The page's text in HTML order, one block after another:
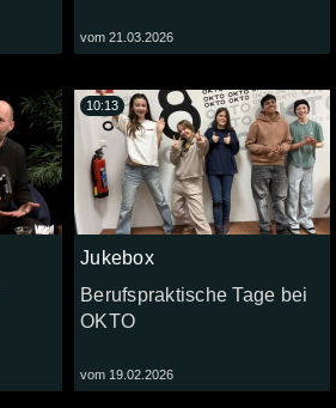
vom 21.03.2026
Jukebox
Berufspraktische Tage bei
OKTO
vom 19.02.2026
10:13